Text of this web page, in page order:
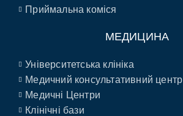
Приймальна коміся
МЕДИЦИНА
Університетська клініка
Медичний консультативний центр
Медичні Центри
Клінічні бази